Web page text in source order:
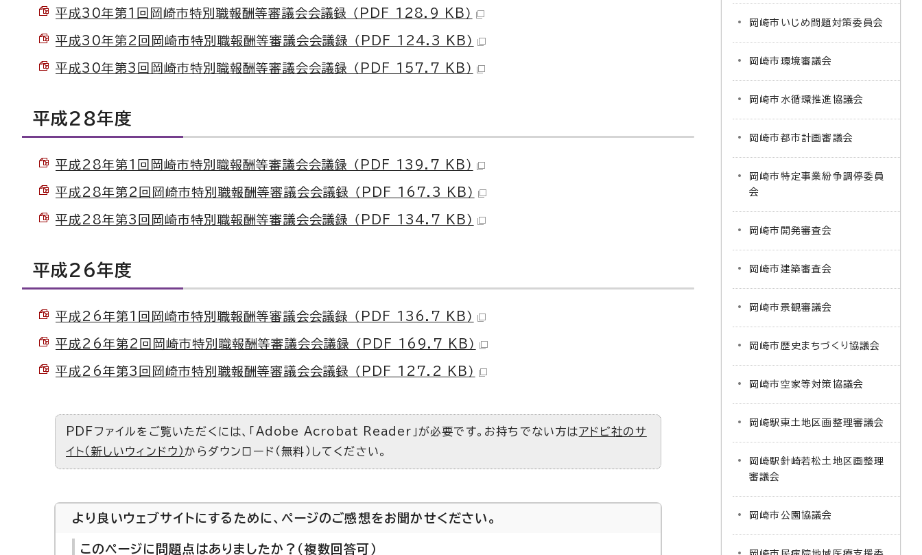
平成30年第1回岡崎市特別職報酬等審議会会議録 （PDF 128.9 KB）
平成30年第2回岡崎市特別職報酬等審議会会議録 （PDF 124.3 KB）
平成30年第3回岡崎市特別職報酬等審議会会議録 （PDF 157.7 KB）
平成28年度
平成28年第1回岡崎市特別職報酬等審議会会議録 （PDF 139.7 KB）
平成28年第2回岡崎市特別職報酬等審議会会議録 （PDF 167.3 KB）
平成28年第3回岡崎市特別職報酬等審議会会議録 （PDF 134.7 KB）
平成26年度
平成26年第1回岡崎市特別職報酬等審議会会議録 （PDF 136.7 KB）
平成26年第2回岡崎市特別職報酬等審議会会議録 （PDF 169.7 KB）
平成26年第3回岡崎市特別職報酬等審議会会議録 （PDF 127.2 KB）
PDFファイルをご覧いただくには、「Adobe Acrobat Reader」が必要です。お持ちでない方はアドビ社のサ
イト（新しいウィンドウ）からダウンロード（無料）してください。
より良いウェブサイトにするために、ページのご感想をお聞かせください。
このページに問題点はありましたか？（複数回答可）
岡崎市いじめ問題対策委員会
岡崎市環境審議会
岡崎市水循環推進協議会
岡崎市都市計画審議会
岡崎市特定事業紛争調停委員
会
岡崎市開発審査会
岡崎市建築審査会
岡崎市景観審議会
岡崎市歴史まちづくり協議会
岡崎市空家等対策協議会
岡崎駅東土地区画整理審議会
岡崎駅針崎若松土地区画整理
審議会
岡崎市公園協議会